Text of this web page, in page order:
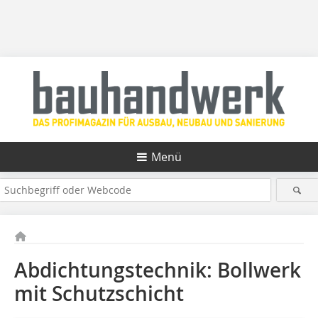
Menü
Abdichtungstechnik: Bollwerk
mit Schutzschicht